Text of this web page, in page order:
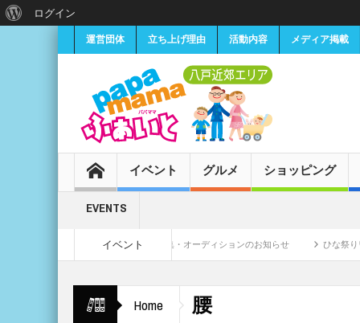
運営団体 立ち上げ理由 活動内容 メディア掲載
イベント グルメ ショッピング
EVENTS
イベント
小学生女子CMモデル募集・オーディションのお知らせ ひな祭り♡セルフ
Home 腰
ログイン